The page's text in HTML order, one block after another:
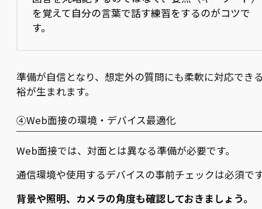
を覚えて自分の言葉で話す練習をするのがコツで
す。
準備が自信となり、想定外の質問にも柔軟に対応でき
裕が生まれます。
④Web面接の環境・デバイス最適化
Web面接では、対面とは異なる準備が必要です。
通信環境や使用するデバイスの事前チェックは必須で
背景や照明、カメラの角度も確認しておきましょう。